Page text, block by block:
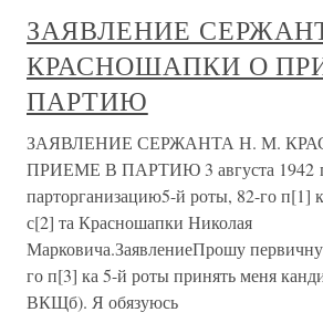
ЗАЯВЛЕНИЕ
КРАСНОШАПКИ О
ПАРТИЮ
ЗАЯВЛЕНИЕ СЕРЖАНТА Н. М.
ПРИЕМЕ В ПАРТИЮ 3 августа 1942
парторганизацию5-й роты, 82-го п[1]
с[2] та Красношапки Николая
Марковича.ЗаявлениеПрошу
го п[3] ка 5-й роты принять меня
ВКЩб). Я обязуюсь